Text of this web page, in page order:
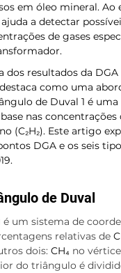
em óleo mineral. Ao
a detectar
de gases
dos resultados da
como uma
de Duval 1 é
nas
(C₂H₂). Este artigo
DGA e os seis
de Duval
é um sistema de
relativas de
dois: CH₄ no
do triângulo é